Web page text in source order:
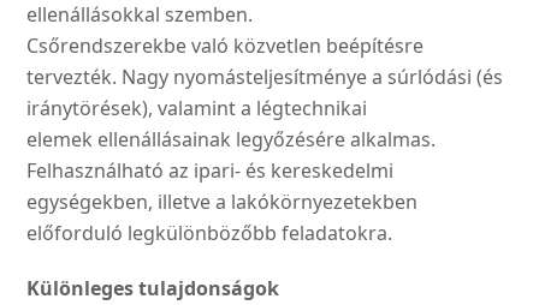
ellenállásokkal szemben.
Csőrendszerekbe való közvetlen beépítésre
tervezték. Nagy nyomásteljesítménye a súrlódási (és
iránytörések), valamint a légtechnikai
elemek ellenállásainak legyőzésére alkalmas.
Felhasználható az ipari- és kereskedelmi
egységekben, illetve a lakókörnyezetekben
előforduló legkülönbözőbb feladatokra.
Különleges tulajdonságok